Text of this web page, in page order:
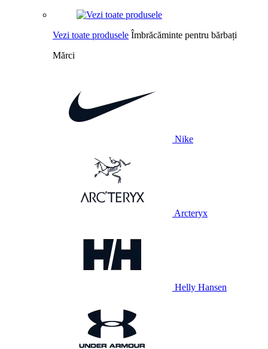
Vezi toate produsele Îmbrăcăminte pentru bărbați
Mărci
Nike
Arcteryx
Helly Hansen